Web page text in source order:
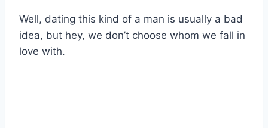
Well, dating this kind of a man is usually a bad
idea, but hey, we don’t choose whom we fall in
love with.